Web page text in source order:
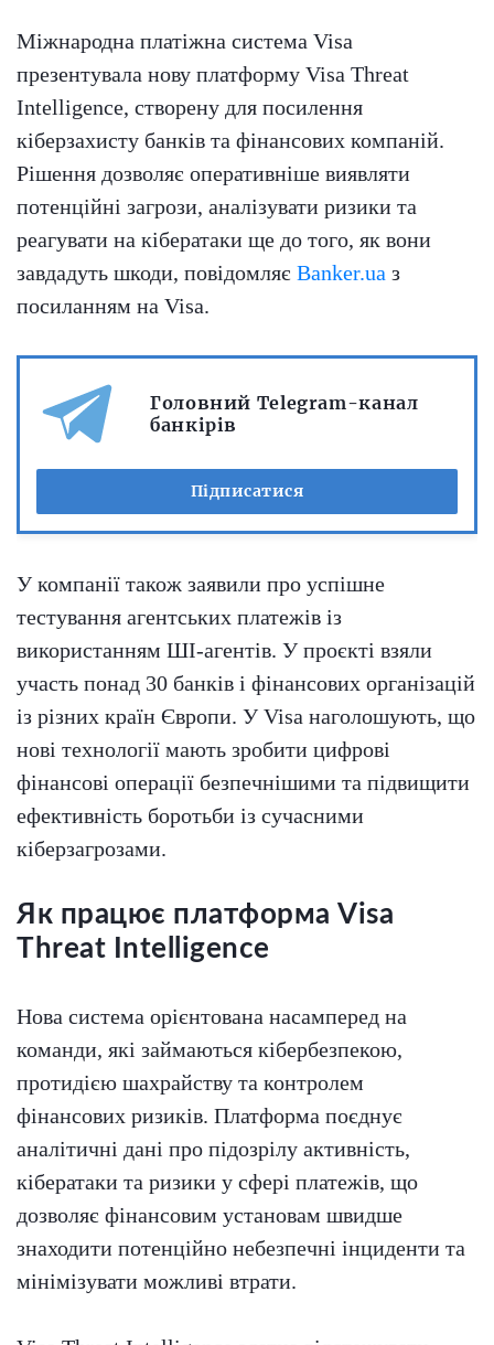
Міжнародна платіжна система Visa
презентувала нову платформу Visa Threat
Intelligence, створену для посилення
кіберзахисту банків та фінансових компаній.
Рішення дозволяє оперативніше виявляти
потенційні загрози, аналізувати ризики та
реагувати на кібератаки ще до того, як вони
завдадуть шкоди, повідомляє Banker.ua з
посиланням на Visa.
Головний Telegram-канал
банкірів
Підписатися
У компанії також заявили про успішне
тестування агентських платежів із
використанням ШІ-агентів. У проєкті взяли
участь понад 30 банків і фінансових організацій
із різних країн Європи. У Visa наголошують, що
нові технології мають зробити цифрові
фінансові операції безпечнішими та підвищити
ефективність боротьби із сучасними
кіберзагрозами.
Як працює платформа Visa
Threat Intelligence
Нова система орієнтована насамперед на
команди, які займаються кібербезпекою,
протидією шахрайству та контролем
фінансових ризиків. Платформа поєднує
аналітичні дані про підозрілу активність,
кібератаки та ризики у сфері платежів, що
дозволяє фінансовим установам швидше
знаходити потенційно небезпечні інциденти та
мінімізувати можливі втрати.